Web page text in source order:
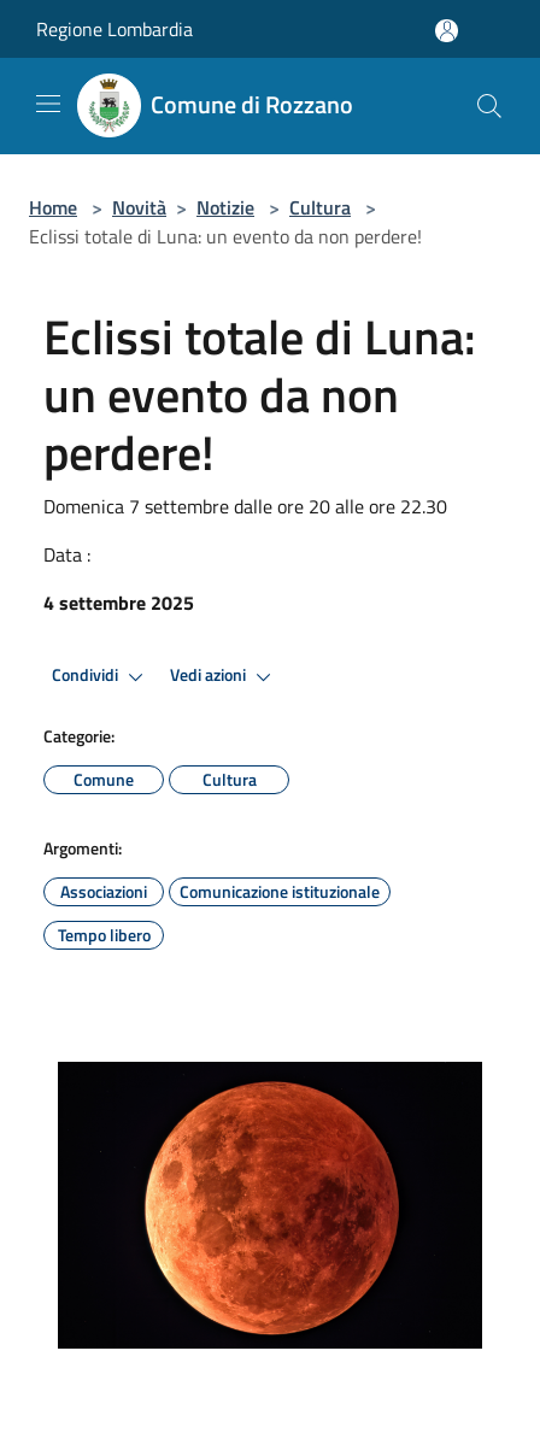
Regione Lombardia
Comune di Rozzano
Home > Novità > Notizie > Cultura >
Eclissi totale di Luna: un evento da non perdere!
Eclissi totale di Luna:
un evento da non
perdere!
Domenica 7 settembre dalle ore 20 alle ore 22.30
Data :
4 settembre 2025
Condividi Vedi azioni
Categorie:
Comune
Cultura
Argomenti:
Associazioni
Comunicazione istituzionale
Tempo libero